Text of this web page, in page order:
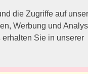
die Zugriffe auf
Werbung und
Sie in unserer